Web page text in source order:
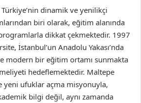
dinamik ve yenilikçi
biri olarak, eğitim alanında
dikkat çekmektedir. 1997
İstanbul’un Anadolu Yakası’nda
modern bir eğitim ortamı sunmakta
hedeflemektedir. Maltepe
yeni ufuklar açma misyonuyla,
bilgi değil, aynı zamanda